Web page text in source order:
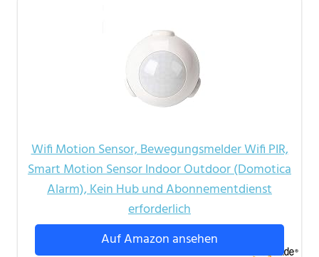
Wifi Motion Sensor, Bewegungsmelder Wifi PIR,
Smart Motion Sensor Indoor Outdoor (Domotica
Alarm), Kein Hub und Abonnementdienst
erforderlich
Auf Amazon ansehen